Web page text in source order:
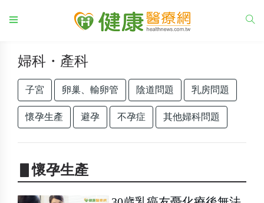
婦科・產科
子宮 卵巢、輸卵管 陰道問題 乳房問題
懷孕生產 避孕 不孕症 其他婦科問題
▋懷孕生產